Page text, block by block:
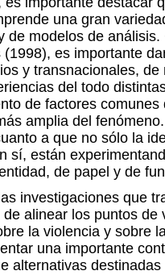
una gran
de modelos de
(1998), es importante
y transnacionales,
del todo
de factores comunes
amplia del
a que no sólo la
sí, están
de papel y de
investigaciones que
alinear los puntos de
la violencia y sobre
una importante
alternativas